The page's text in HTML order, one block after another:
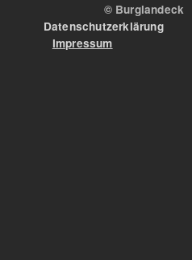
Burglandeck
Datenschutzerklärung
Impressum